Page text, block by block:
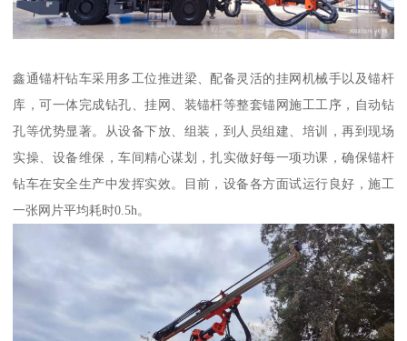
鑫通锚杆钻车采用多工位推进梁、配备灵活的挂网机械手以及锚杆
库，可一体完成钻孔、挂网、装锚杆等整套锚网施工工序，自动钻
孔等优势显著。从设备下放、组装，到人员组建、培训，再到现场
实操、设备维保，车间精心谋划，扎实做好每一项功课，确保锚杆
钻车在安全生产中发挥实效。目前，设备各方面试运行良好，施工
一张网片平均耗时0.5h。